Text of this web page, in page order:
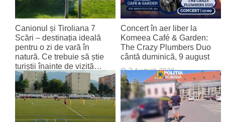
Canionul și Tiroliana 7
Scări – destinația ideală
pentru o zi de vară în
natură. Ce trebuie să știe
turiștii înainte de vizită…
7 August 2026
Concert în aer liber la
Komeea Café & Garden:
The Crazy Plumbers Duo
cântă duminică, 9 august
7 August 2026